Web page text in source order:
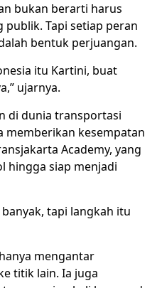
bukan berarti harus
Tapi setiap peran
bentuk perjuangan.
itu Kartini, buat
ujarnya.
di dunia transportasi
memberikan kesempatan
Academy, yang
hingga siap menjadi
tapi langkah itu
mengantar
titik lain. Ia juga